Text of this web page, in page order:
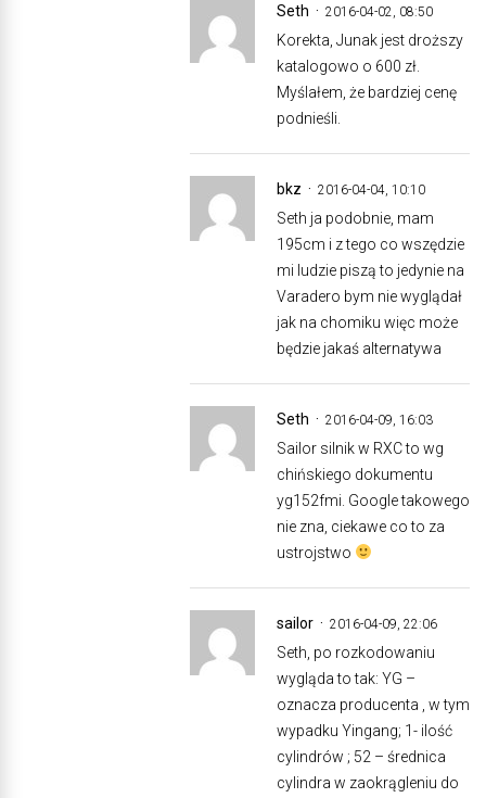
Seth 2016-04-02, 08:50
Korekta, Junak jest droższy
katalogowo o 600 zł.
Myślałem, że bardziej cenę
podnieśli.
bkz 2016-04-04, 10:10
Seth ja podobnie, mam
195cm i z tego co wszędzie
mi ludzie piszą to jedynie na
Varadero bym nie wyglądał
jak na chomiku więc może
będzie jakaś alternatywa
Seth 2016-04-09, 16:03
Sailor silnik w RXC to wg
chińskiego dokumentu
yg152fmi. Google takowego
nie zna, ciekawe co to za
ustrojstwo
sailor 2016-04-09, 22:06
Seth, po rozkodowaniu
wygląda to tak: YG –
oznacza producenta , w tym
wypadku Yingang; 1- ilość
cylindrów ; 52 – średnica
cylindra w zaokrągleniu do